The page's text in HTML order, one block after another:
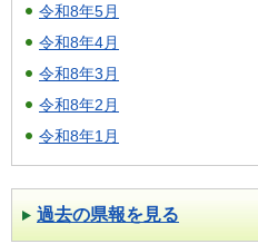
令和8年5月
令和8年4月
令和8年3月
令和8年2月
令和8年1月
過去の県報を見る